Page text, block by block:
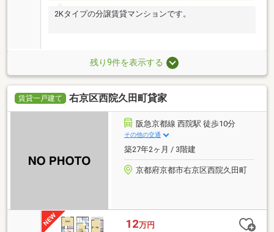
2Kタイプの分譲賃貸マンションです。
残り9件を表示する
賃貸一戸建て 右京区西院久田町貸家
阪急京都線 西院駅 徒歩10分
その他の交通
築27年2ヶ月 / 3階建
京都府京都市右京区西院久田町
12万円